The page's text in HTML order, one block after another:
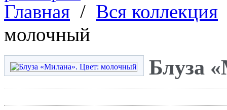
Главная / Вся коллекция
молочный
Блуза